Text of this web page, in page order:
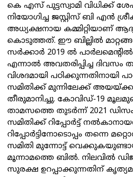
കെ എസ് പുട്ടസ്വാമി വിധിക്ക്
നിയോഗിച്ച ജസ്റ്റിസ് ബി എന്‍
അധ്യക്ഷനായ കമ്മിറ്റിയാണ്
കൊടുത്തത്. ഈ ബില്ലില്‍
സര്‍ക്കാര്‍ 2019 ല്‍ പാര്‍ലമെന്റില്‍
എന്നാല്‍ അവതരിപ്പിച്ച
വിശദമായി പഠിക്കുന്നതിനായി
സമിതിക്ക് മുന്നിലേക്ക്
തീരുമാനിച്ചു. കോവിഡ്-19
താമസത്തെ തുടര്‍ന്ന് 2021
സമിതിക്ക് റിപ്പോര്‍ട്ട്
റിപ്പോര്‍ട്ടിനോടൊപ്പം തന്നെ
സമിതി മുന്നോട്ട്
മൂന്നാമത്തെ ബില്‍. നിലവില്‍
സുരക്ഷ ഉറപ്പാക്കുന്നതിന്